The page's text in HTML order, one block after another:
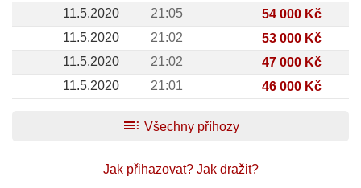
11.5.2020
21:05
54 000 Kč
11.5.2020
21:02
53 000 Kč
11.5.2020
21:02
47 000 Kč
11.5.2020
21:01 46 000 Kč
toc Všechny příhozy
Jak přihazovat? Jak dražit?